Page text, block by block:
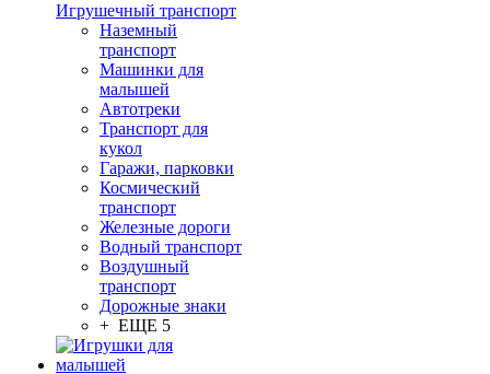
Игрушечный транспорт
Наземный
транспорт
Машинки для
малышей
Автотреки
Транспорт для
кукол
Гаражи, парковки
Космический
транспорт
Железные дороги
Водный транспорт
Воздушный
транспорт
Дорожные знаки
+ ЕЩЕ 5